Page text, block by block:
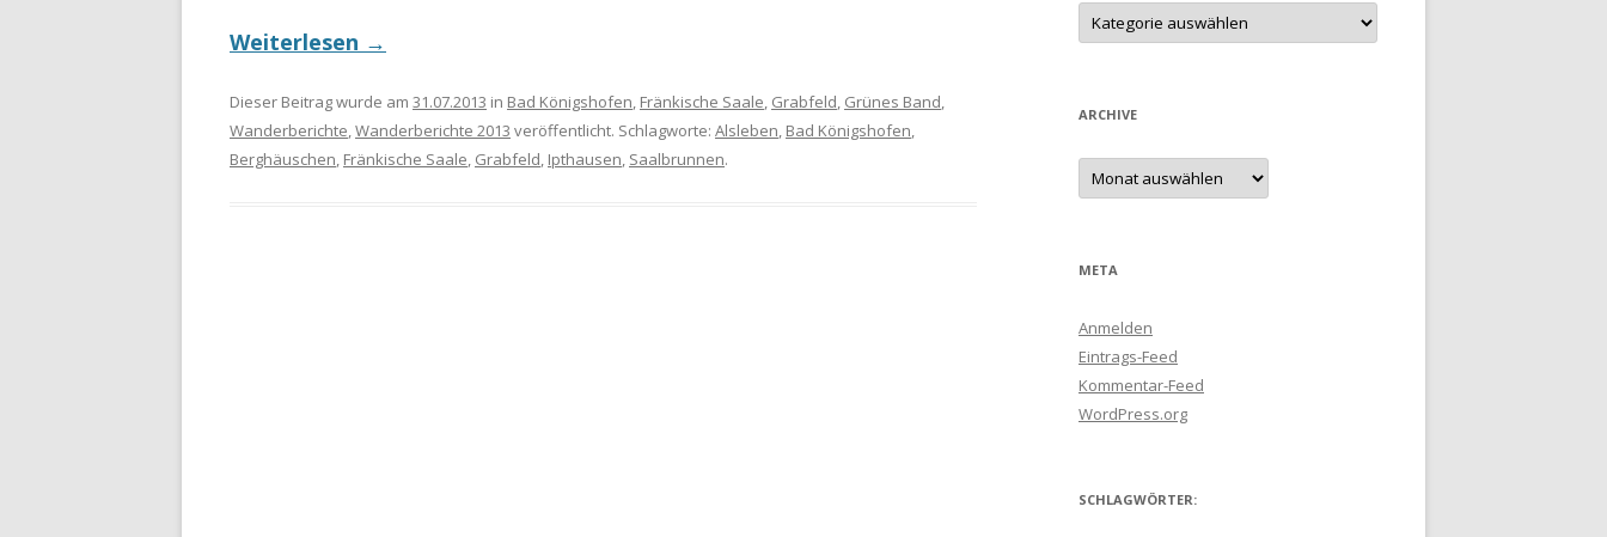
Weiterlesen →
Dieser Beitrag wurde am 31.07.2013 in Bad Königshofen, Fränkische Saale, Grabfeld, Grünes Band,
Wanderberichte,Wanderberichte 2013 veröffentlicht. Schlagworte: Alsleben, Bad Königshofen,
Berghäuschen, Fränkische Saale, Grabfeld, Ipthausen, Saalbrunnen.
Kategorien
ARCHIVE
Archive
META
Anmelden
Eintrags-Feed
Kommentar-Feed
WordPress.org
SCHLAGWÖRTER: